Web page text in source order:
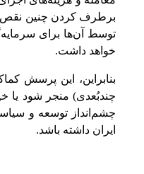
برطرف کردن چنین
توسط آن‌ها برای
خواهد داشت.
بنابراین، این پرسش
چندبُعدی) منجر شود یا
چشم‌انداز توسعه و
ایران داشته باشد.